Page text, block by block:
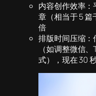
内容创作效率
章（相当于 5
倍
排版时间压缩：
（如调整微信
式），现在 30